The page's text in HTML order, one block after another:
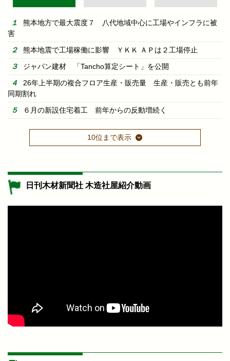
熊本地方で最大震度７ 八代地域中心に工場やインフラに被
害
熊本地震で工場稼働に影響 ＹＫＫ ＡＰは２工場停止
ジャパン建材 「Tancho算定シート」を公開
26年上半期の複合フロア生産・販売量 生産・販売とも前年
同期割れ
６月の新設住宅着工 前年からの反動増続く
10位まで表示
日刊木材新聞社 木造社屋紹介動画